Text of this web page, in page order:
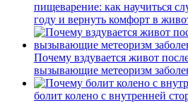
пищеварение: как научиться
году и вернуть комфорт в
Почему вздувается живот
вызывающие метеоризм
болит колено с внутренней